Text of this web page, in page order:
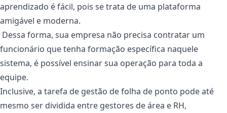
aprendizado é fácil, pois se trata de uma plataforma
amigável e moderna.
Dessa forma, sua empresa não precisa contratar um
funcionário que tenha formação específica naquele
sistema, é possível ensinar sua operação para toda a
equipe.
Inclusive, a tarefa de gestão de folha de ponto pode até
mesmo ser dividida entre gestores de área e RH,